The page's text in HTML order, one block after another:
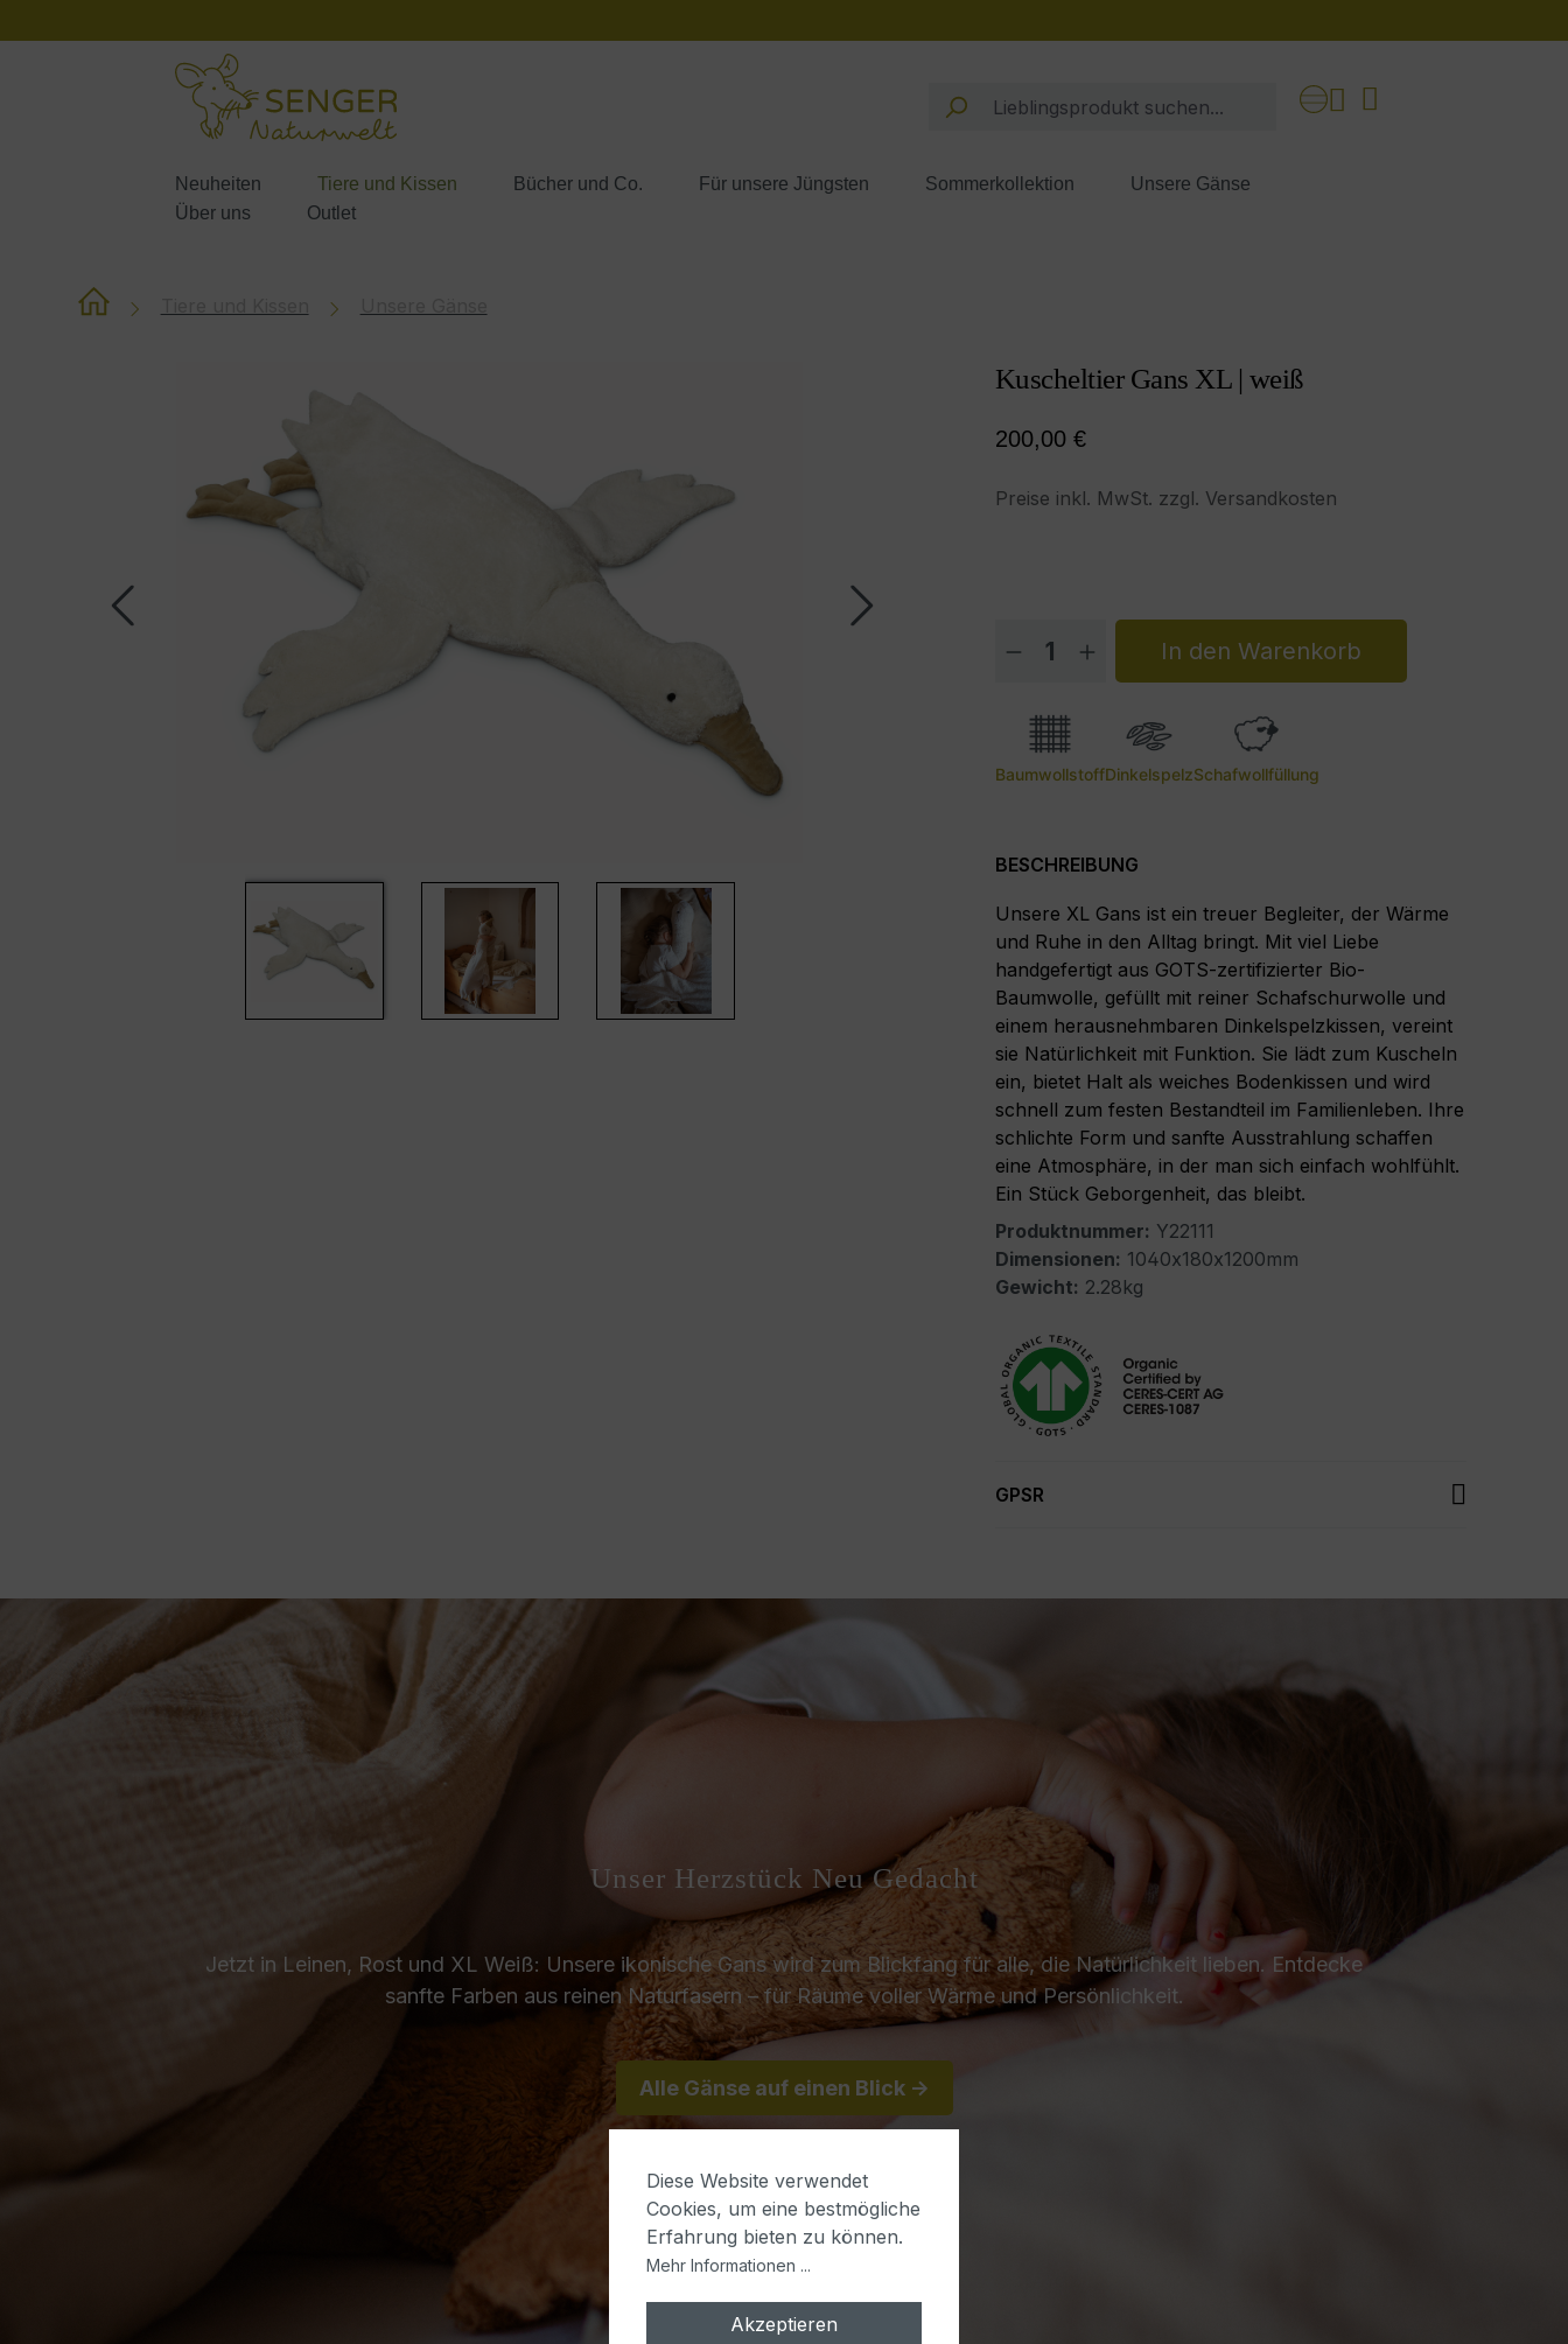
Neuheiten Tiere und Kissen Bücher und Co. Für unsere Jüngsten Sommerkollektion
Unsere Gänse
Über uns
Outlet
Kuscheltier Gans XL | weiß
Regulärer Preis:
200,00 €
Preise inkl. MwSt. zzgl. Versandkosten
Produkt Anzahl: Gib den gewünschten
In den Warenkorb
BaumwollstoffDinkelspelzSchafwollfüllung
BESCHREIBUNG
Unsere XL Gans ist ein treuer Begleiter, der Wärme
und Ruhe in den Alltag bringt. Mit viel Liebe
handgefertigt aus GOTS-zertifizierter Bio-
Baumwolle, gefüllt mit reiner Schafschurwolle und
einem herausnehmbaren Dinkelspelzkissen, vereint
sie Natürlichkeit mit Funktion. Sie lädt zum Kuscheln
ein, bietet Halt als weiches Bodenkissen und wird
schnell zum festen Bestandteil im Familienleben. Ihre
schlichte Form und sanfte Ausstrahlung schaffen
eine Atmosphäre, in der man sich einfach wohlfühlt.
Ein Stück Geborgenheit, das bleibt.
Produktnummer: Y22111
Dimensionen: 1040x180x1200mm
Gewicht: 2.28kg
GPSR
Unser Herzstück Neu Gedacht
Jetzt in Leinen, Rost und XL Weiß: Unsere ikonische Gans wird zum Blickfang für alle, die Natürlichkeit lieben. Entdecke
sanfte Farben aus reinen Naturfasern – für Räume voller Wärme und Persönlichkeit.
Alle Gänse auf einen Blick ->
Diese Website verwendet
Cookies, um eine bestmögliche
Erfahrung bieten zu können.
Mehr Informationen ...
Akzeptieren